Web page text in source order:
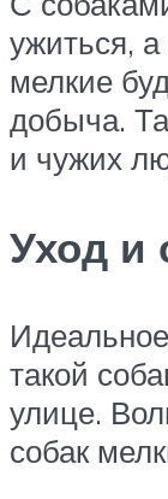
ужиться,
мелкие
добыча.
и чужих
Уход и
такой
улице.
собак